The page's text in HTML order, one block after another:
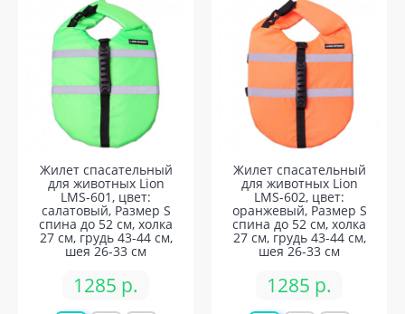
Жилет спасательный
для животных Lion
LMS-601, цвет:
салатовый, Размер S
спина до 52 см, холка
27 см, грудь 43-44 см,
шея 26-33 см
1285 р.
Жилет спасательный
для животных Lion
LMS-602, цвет:
оранжевый, Размер S
спина до 52 см, холка
27 см, грудь 43-44 см,
шея 26-33 см
1285 р.